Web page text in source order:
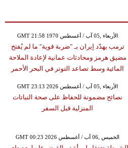
GMT 21:58 1970 الأربعاء ,05 آب / أغسطس
ترمب يهدّد إيران بـ "ضربة قوية" ما لم يُفتح
مضيق هرمز ومحادثات عمانية لإعادة الملاحة
المائية وسط تصاعد التوتر في البحر الأحمر
GMT 23:13 2026 الأربعاء ,05 آب / أغسطس
نصائح مضمونة للحفاظ على صحة النباتات
المنزلية قبل السفر
GMT 00:23 2026 الخميس ,06 آب / أغسطس